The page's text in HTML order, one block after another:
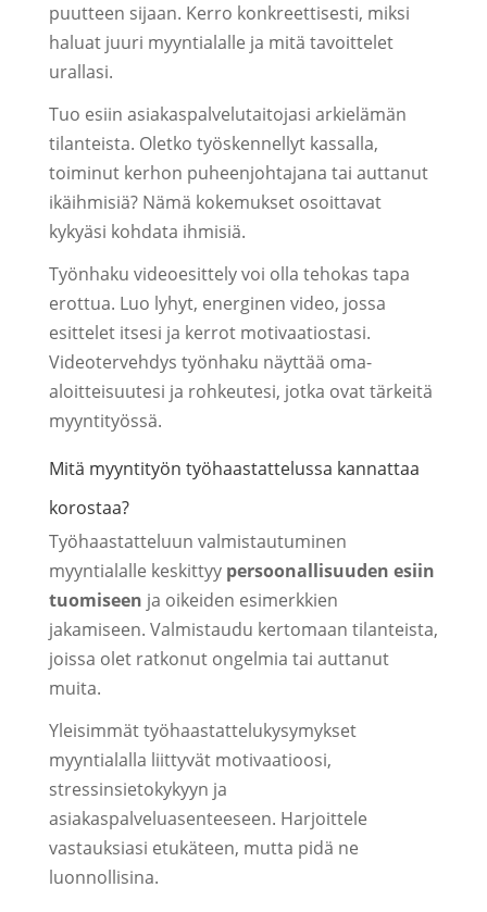
puutteen sijaan. Kerro konkreettisesti, miksi
haluat juuri myyntialalle ja mitä tavoittelet
urallasi.
Tuo esiin asiakaspalvelutaitojasi arkielämän
tilanteista. Oletko työskennellyt kassalla,
toiminut kerhon puheenjohtajana tai auttanut
ikäihmisiä? Nämä kokemukset osoittavat
kykyäsi kohdata ihmisiä.
Työnhaku videoesittely voi olla tehokas tapa
erottua. Luo lyhyt, energinen video, jossa
esittelet itsesi ja kerrot motivaatiostasi.
Videotervehdys työnhaku näyttää oma-
aloitteisuutesi ja rohkeutesi, jotka ovat tärkeitä
myyntityössä.
Mitä myyntityön työhaastattelussa kannattaa
korostaa?
Työhaastatteluun valmistautuminen
myyntialalle keskittyy persoonallisuuden esiin
tuomiseen ja oikeiden esimerkkien
jakamiseen. Valmistaudu kertomaan tilanteista,
joissa olet ratkonut ongelmia tai auttanut
muita.
Yleisimmät työhaastattelukysymykset
myyntialalla liittyvät motivaatioosi,
stressinsietokykyyn ja
asiakaspalveluasenteeseen. Harjoittele
vastauksiasi etukäteen, mutta pidä ne
luonnollisina.